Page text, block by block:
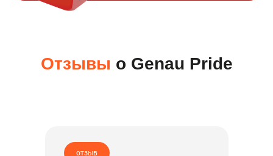
Отзывы о Genau Pride
отзыв